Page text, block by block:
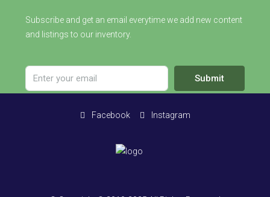
Subscribe and get an email everytime we add new content
and listings to our inventory.
Submit
Facebook Instagram